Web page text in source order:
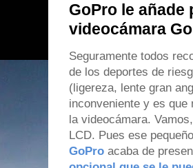
GoPro le añade
videocámara
Seguramente todos
de los deportes de
(ligereza, lente gran
inconveniente y es que
la videocámara.
LCD. Pues ese pequeño
GoPro acaba de